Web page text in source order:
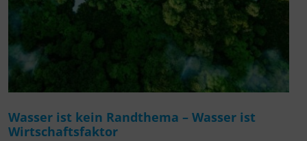
Wasser ist kein Randthema – Wasser ist
Wirtschaftsfaktor